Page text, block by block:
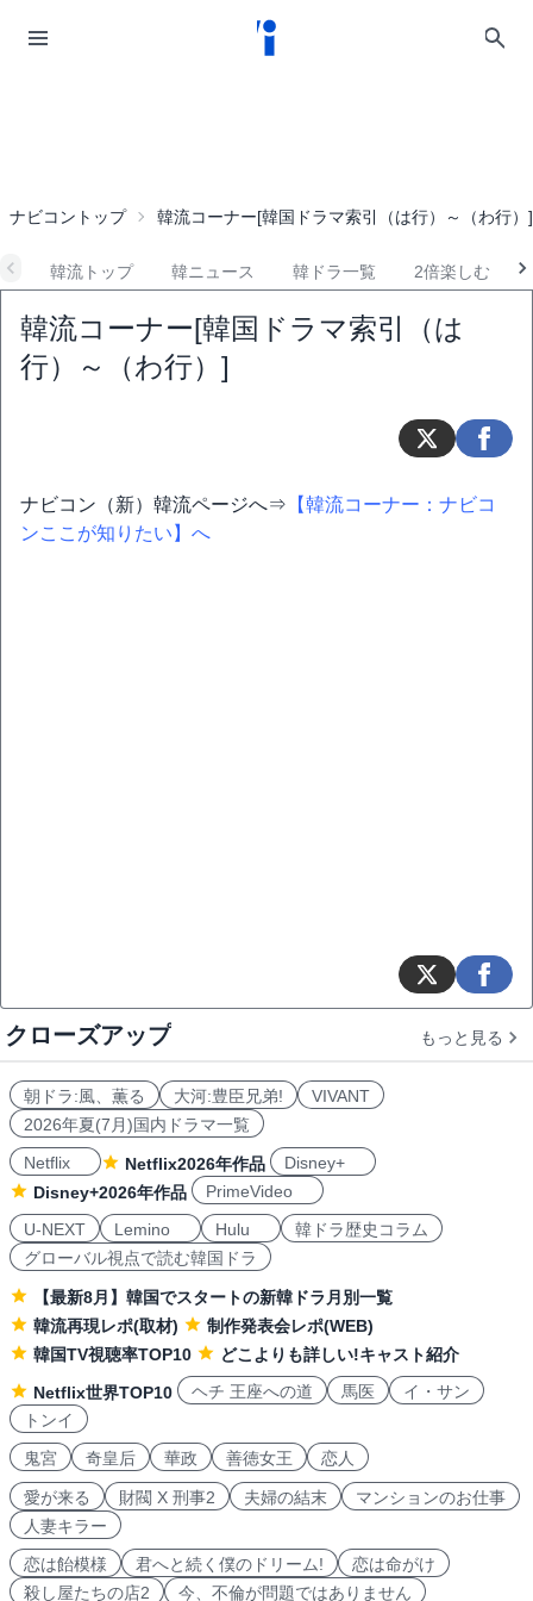
ナビコントップ 韓流コーナー[韓国ドラマ索引（は行）～（わ行）]
韓流トップ 韓ニュース 韓ドラ一覧 2倍楽しむ
韓流コーナー[韓国ドラマ索引（は
行）～（わ行）]
ナビコン（新）韓流ページへ⇒ 【韓流コーナー：ナビコ
ンここが知りたい】へ
クローズアップ もっと見る
朝ドラ:風、薫る 大河:豊臣兄弟!
VIVANT
2026年夏(7月)国内ドラマ一覧
Netflix
Netflix2026年作品
Disney+
Disney+2026年作品
PrimeVideo
U-NEXT
Lemino Hulu
韓ドラ歴史コラム
グローバル視点で読む韓国ドラ
【最新8月】韓国でスタートの新韓ドラ月別一覧
韓流再現レポ(取材)
制作発表会レポ(WEB)
韓国TV視聴率TOP10
どこよりも詳しい!キャスト紹介
Netflix世界TOP10
ヘチ 王座への道 馬医
イ・サン
トンイ
鬼宮
奇皇后 華政 善徳女王 恋人
愛が来る 財閥 X 刑事2 夫婦の結末
マンションのお仕事
人妻キラー
恋は飴模様
君へと続く僕のドリーム!
恋は命がけ
殺し屋たちの店2
今、不倫が問題ではありません